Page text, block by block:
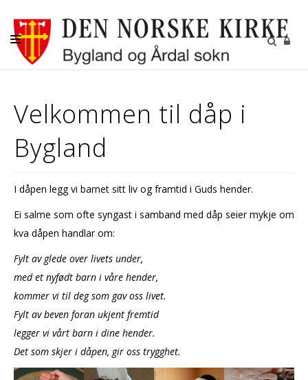
KYRKJER
KYRKJELYD
KONTAKT
Velkommen til dåp i
Bygland
I dåpen legg vi barnet sitt liv og framtid i Guds hender.
Ei salme som ofte syngast i samband med dåp seier mykje om
kva dåpen handlar om:
Fylt av glede over livets under,
med et nyfødt barn i våre hender,
kommer vi til deg som gav oss livet.
Fylt av beven foran ukjent fremtid
legger vi vårt barn i dine hender.
Det som skjer i dåpen, gir oss trygghet.